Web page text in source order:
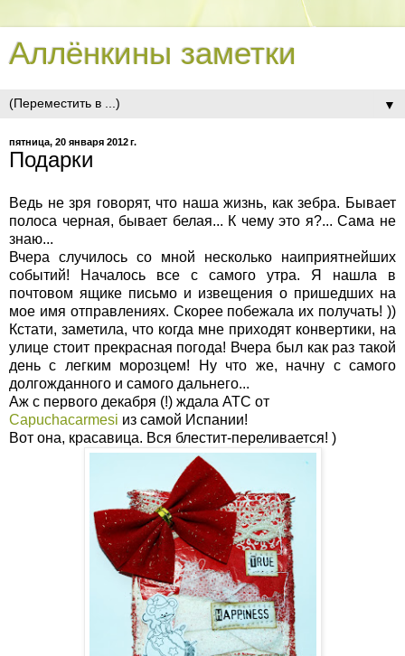
Аллёнкины заметки
▼
пятница, 20 января 2012 г.
Подарки
Ведь не зря говорят, что наша жизнь, как зебра. Бывает
полоса черная, бывает белая... К чему это я?... Сама не
знаю...
Вчера случилось со мной несколько наиприятнейших
событий! Началось все с самого утра. Я нашла в
почтовом ящике письмо и извещения о пришедших на
мое имя отправлениях. Скорее побежала их получать! ))
Кстати, заметила, что когда мне приходят конвертики, на
улице стоит прекрасная погода! Вчера был как раз такой
день с легким морозцем! Ну что же, начну с самого
долгожданного и самого дальнего...
Аж с первого декабря (!) ждала АТС от
Сapuchacarmesi из самой Испании!
Вот она, красавица. Вся блестит-переливается! )